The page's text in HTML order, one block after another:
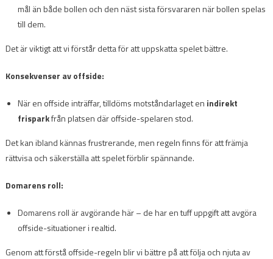
mål än både bollen och den näst sista försvararen när bollen spelas
till dem.
Det är viktigt att vi förstår detta för att uppskatta spelet bättre.
Konsekvenser av offside:
När en offside inträffar, tilldöms motståndarlaget en indirekt
frisparkfrån platsen där offside-spelaren stod.
Det kan ibland kännas frustrerande, men regeln finns för att främja
rättvisa och säkerställa att spelet förblir spännande.
Domarens roll:
Domarens roll är avgörande här – de har en tuff uppgift att avgöra
offside-situationer i realtid.
Genom att förstå offside-regeln blir vi bättre på att följa och njuta av